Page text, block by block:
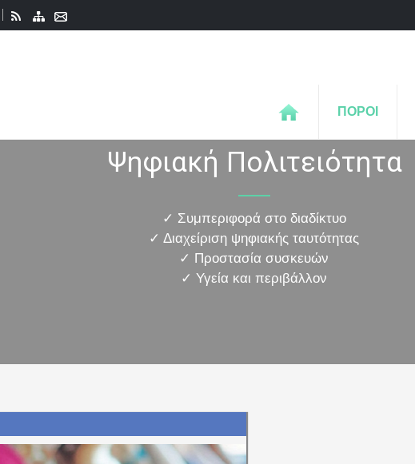
ΠΟΡΟΙ
Ψηφιακή Πολιτειότητα
✓ Συμπεριφορά στο διαδίκτυο
✓ Διαχείριση ψηφιακής ταυτότητας
✓ Προστασία συσκευών
✓ Υγεία και περιβάλλον